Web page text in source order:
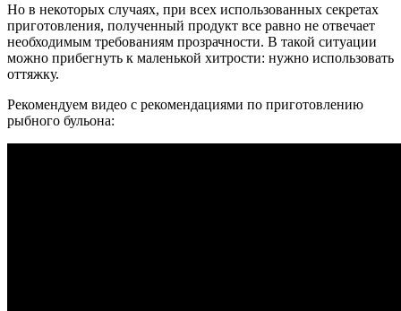
Но в некоторых случаях, при всех использованных секретах
приготовления, полученный продукт все равно не отвечает
необходимым требованиям прозрачности. В такой ситуации
можно прибегнуть к маленькой хитрости: нужно использовать
оттяжку.
Рекомендуем видео с рекомендациями по приготовлению
рыбного бульона: